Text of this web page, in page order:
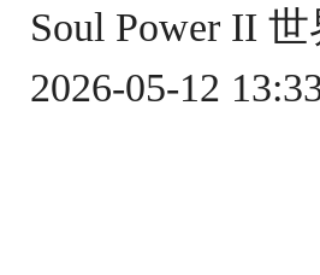
Soul Power II
2026-05-12